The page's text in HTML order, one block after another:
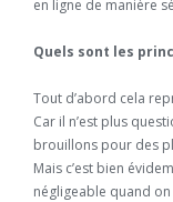
en ligne de manière
Quels sont les
Tout d’abord cela
Car il n’est plus
brouillons pour des
Mais c’est bien
négligeable quand